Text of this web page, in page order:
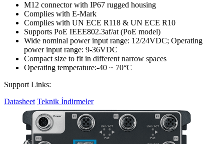
M12 connector with IP67 rugged housing
Complies with E-Mark
Complies with UN ECE R118 & UN ECE R10
Supports PoE IEEE802.3af/at (PoE model)
Wide nominal power input range: 12/24VDC; Operating
power input range: 9-36VDC
Compact size to fit in different narrow spaces
Operating temperature:-40 ~ 70°C
Support Links:
Datasheet Teknik İndirmeler